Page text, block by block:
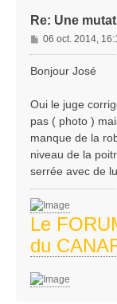
Re: Une
M
e
s
g
e
06 oct. 2014,
Bonjour José
Oui le juge
pas ( photo )
manque de la
niveau de la
serrée avec de
Le
du